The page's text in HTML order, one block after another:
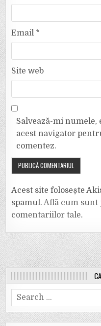
Email *
Site web
Salvează-mi
acest navigator
comentez.
Acest site folosește
spamul.Află cum sunt
comentariilor tale.
Search
for: